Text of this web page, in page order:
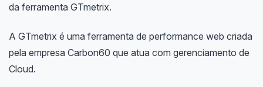
da ferramenta GTmetrix.
A GTmetrix é uma ferramenta de performance web criada
pela empresa Carbon60 que atua com gerenciamento de
Cloud.